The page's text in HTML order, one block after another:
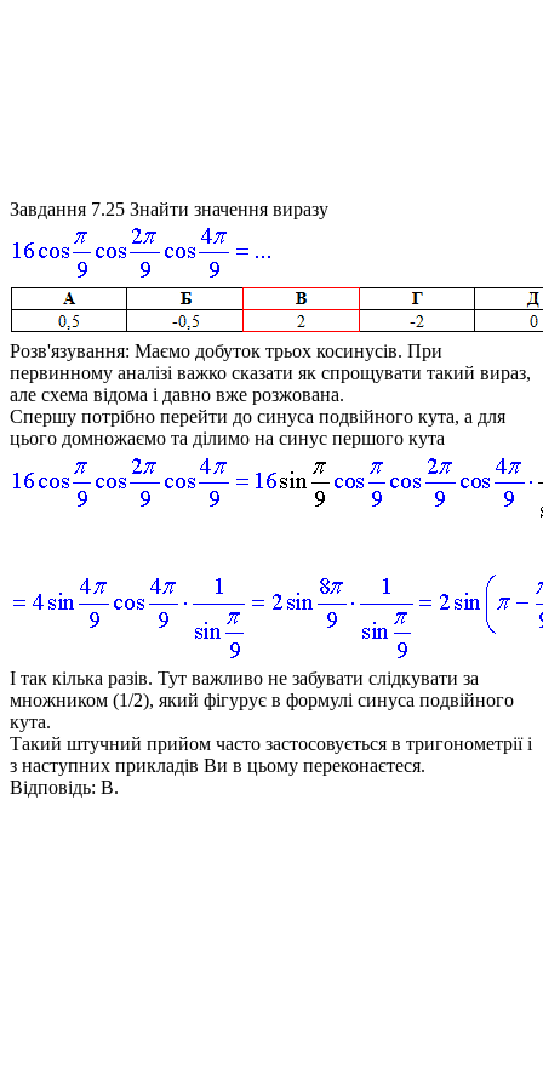
Завдання 7.25 Знайти значення виразу
Розв'язування: Маємо добуток трьох косинусів. При
первинному аналізі важко сказати як спрощувати такий вираз,
але схема відома і давно вже розжована.
Спершу потрібно перейти до синуса подвійного кута, а для
цього домножаємо та ділимо на синус першого кута
І так кілька разів. Тут важливо не забувати слідкувати за
множником (1/2), який фігурує в формулі синуса подвійного
кута.
Такий штучний прийом часто застосовується в тригонометрії і
з наступних прикладів Ви в цьому переконаєтеся.
Відповідь: В.